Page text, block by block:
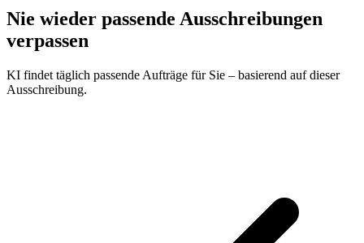
Nie wieder passende Ausschreibungen
verpassen
KI findet täglich passende Aufträge für Sie – basierend auf dieser
Ausschreibung.